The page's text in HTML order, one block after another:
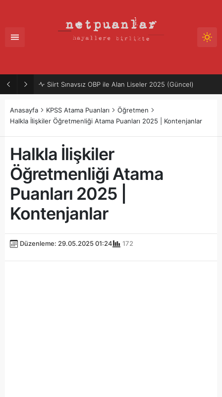
Siirt Sınavsız OBP ile Alan Liseler 2025 (Güncel)
Anasayfa KPSS Atama Puanları
Öğretmen
Halkla İlişkiler Öğretmenliği Atama Puanları 2025 | Kontenjanlar
Halkla İlişkiler
Öğretmenliği Atama
Puanları 2025 |
Kontenjanlar
Düzenleme: 29.05.2025 01:24 172